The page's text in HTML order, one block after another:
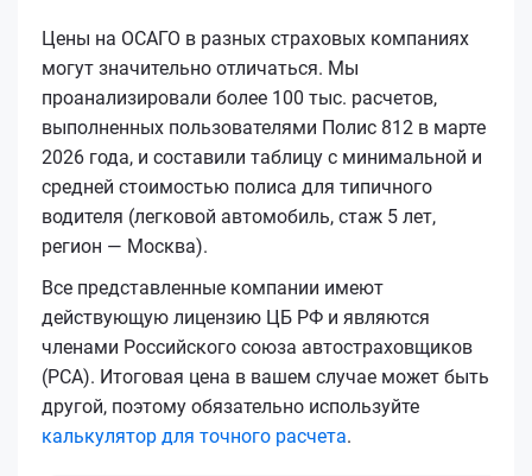
Цены на ОСАГО в разных страховых компаниях
могут значительно отличаться. Мы
проанализировали более 100 тыс. расчетов,
выполненных пользователями Полис 812 в марте
2026 года, и составили таблицу с минимальной и
средней стоимостью полиса для типичного
водителя (легковой автомобиль, стаж 5 лет,
регион — Москва).
Все представленные компании имеют
действующую лицензию ЦБ РФ и являются
членами Российского союза автостраховщиков
(РСА). Итоговая цена в вашем случае может быть
другой, поэтому обязательно используйте
калькулятор для точного расчета.